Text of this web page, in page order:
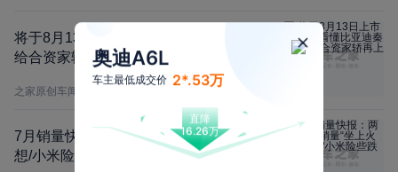
将于8月13日上市 一文看懂比亚迪秦MAX
给合资家轿再上强度
之家原创车闻 2026/08/07
7月销量快报：两车企销量“坐上火箭” 理
想/小米险些跌出前十
奥迪A6L
车主最低成交价 2*.53万
直降
16.26万